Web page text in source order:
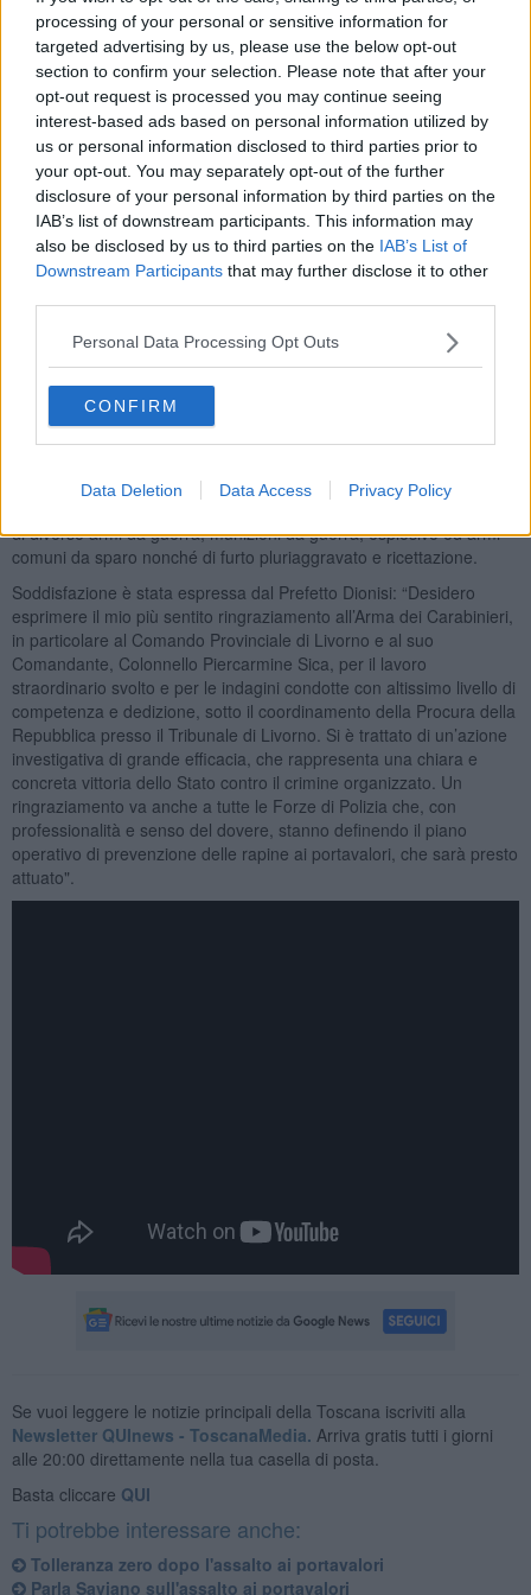
processing of your personal or sensitive information for
targeted advertising by us, please use the below opt-out
section to confirm your selection. Please note that after your
opt-out request is processed you may continue seeing
interest-based ads based on personal information utilized by
us or personal information disclosed to third parties prior to
your opt-out. You may separately opt-out of the further
disclosure of your personal information by third parties on the
IAB’s list of downstream participants. This information may
also be disclosed by us to third parties on the IAB’s List of
Downstream Participants that may further disclose it to other
Personal Data Processing Opt Outs
CONFIRM
Data Deletion Data Access Privacy Policy
telefonata nel momento esatto in cui partivano i portavalori. Uno
degli indagati, invece, stanziato ormai da anni in Toscana ha fornito
ospitalità e sostegno logistico al gruppo, permettendo loro di
occultare le auto, fornendo rifugio la notte successiva all’assalto dei
furgoni portavalori e impegnandosi, al fine di occultare mediante il
loro abbruciamento, le tracce del reato. Proprio quelle tracce
bruciate sono state d'aiuto ai carabinieri per ricostruire tutti i
passaggi del colpo con l'aiuto dei Ris di Cagliari e Roma.
Sono scattati nella mattina di lunedì 19 Maggio nelle province di
Nuoro, Pisa e Bologna gli undici arresti dopo l'ordinanza di custodia
cautelare emessa dal G.I.P. del Tribunale di Livorno su richiesta
della locale Procura della Repubblica. In azione i Carabinieri del
Comando Provinciale di Livorno, coadiuvati dall’Arma territoriale
competente e da R.O.S., GIS – Gruppo Intervento Speciale, 1°
Reggimento Paracadutisti Tuscania, Squadroni Eliportati Cacciatori
Battaglioni Toscana e Sardegna, Nucleo Cinofili di Firenze,
totale di oltre 300 Carabinieri.
, sono ritenuti responsabili, a vario titolo e in concorso tra
di diverse armi da guerra, munizioni da guerra, esplosivo ed armi
comuni da sparo nonché di furto pluriaggravato e ricettazione.
Soddisfazione è stata espressa dal Prefetto Dionisi: “Desidero
esprimere il mio più sentito ringraziamento all’Arma dei Carabinieri,
in particolare al Comando Provinciale di Livorno e al suo
Comandante, Colonnello Piercarmine Sica, per il lavoro
straordinario svolto e per le indagini condotte con altissimo livello di
competenza e dedizione, sotto il coordinamento della Procura della
Repubblica presso il Tribunale di Livorno. Si è trattato di un’azione
investigativa di grande efficacia, che rappresenta una chiara e
concreta vittoria dello Stato contro il crimine organizzato. Un
ringraziamento va anche a tutte le Forze di Polizia che, con
professionalità e senso del dovere, stanno definendo il piano
operativo di prevenzione delle rapine ai portavalori, che sarà presto
attuato".
Se vuoi leggere le notizie principali della Toscana iscriviti alla
Newsletter QUInews - ToscanaMedia. Arriva gratis tutti i giorni
alle 20:00 direttamente nella tua casella di posta.
Basta cliccare QUI
Ti potrebbe interessare anche:
Tolleranza zero dopo l'assalto ai portavalori
Parla Saviano sull'assalto ai portavalori